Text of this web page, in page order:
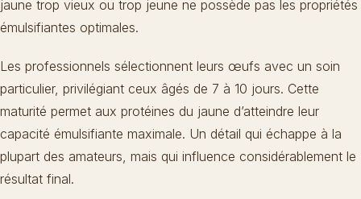
jaune trop vieux ou trop jeune ne possède pas les propriétés
émulsifiantes optimales.
Les professionnels sélectionnent leurs œufs avec un soin
particulier, privilégiant ceux âgés de 7 à 10 jours. Cette
maturité permet aux protéines du jaune d’atteindre leur
capacité émulsifiante maximale. Un détail qui échappe à la
plupart des amateurs, mais qui influence considérablement le
résultat final.